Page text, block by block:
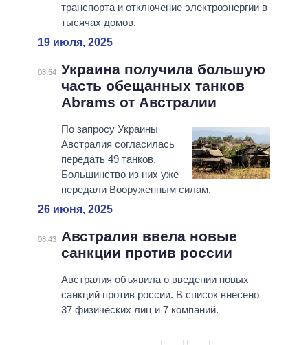
транспорта и отключение электроэнергии в
тысячах домов.
19 июля, 2025
08:54 Украина получила большую
часть обещанных танков
Abrams от Австралии
По запросу Украины
Австралия согласилась
передать 49 танков.
Большинство из них уже
передали Вооруженным силам.
26 июня, 2025
08:43
Австралия ввела новые
санкции против россии
Австралия объявила о введении новых
санкций против россии. В список внесено
37 физических лиц и 7 компаний.